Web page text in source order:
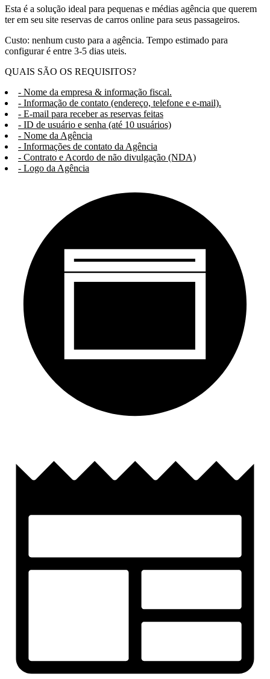
Esta é a solução ideal para pequenas e médias agência que querem
ter em seu site reservas de carros online para seus passageiros.
Custo: nenhum custo para a agência. Tempo estimado para
configurar é entre 3-5 dias uteis.
QUAIS SÃO OS REQUISITOS?
- Nome da empresa & informação fiscal.
- Informação de contato (endereço, telefone e e-mail).
- E-mail para receber as reservas feitas
- ID de usuário e senha (até 10 usuários)
- Nome da Agência
- Informações de contato da Agência
- Contrato e Acordo de não divulgação (NDA)
- Logo da Agência